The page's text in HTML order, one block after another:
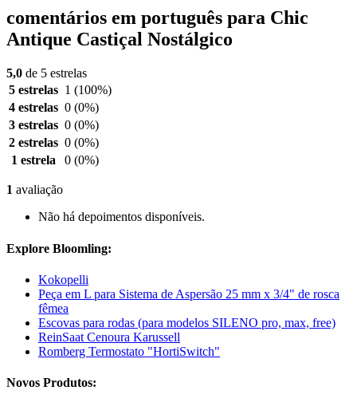
comentários em português para Chic
Antique Castiçal Nostálgico
5,0 de 5 estrelas
5 estrelas 1 (100%)
4 estrelas 0 (0%)
3 estrelas 0 (0%)
2 estrelas 0 (0%)
1 estrela
0 (0%)
1 avaliação
Não há depoimentos disponíveis.
Explore Bloomling:
Kokopelli
Peça em L para Sistema de Aspersão 25 mm x 3/4" de rosca
fêmea
Escovas para rodas (para modelos SILENO pro, max, free)
ReinSaat Cenoura Karussell
Romberg Termostato "HortiSwitch"
Novos Produtos: